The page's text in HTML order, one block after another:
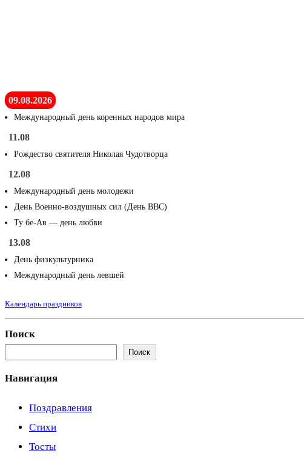
09.08.2026
Международный день коренных народов мира
11.08
Рождество святителя Николая Чудотворца
12.08
Международный день молодежи
День Военно-воздушных сил (День ВВС)
Ту бе-Ав — день любви
13.08
День физкультурника
Международный день левшей
Календарь праздников
Поиск
Поиск
Навигация
Поздравления
Стихи
Тосты